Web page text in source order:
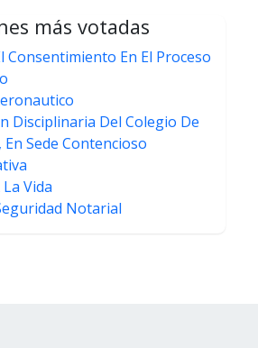
más votadas
Consentimiento En El Proceso
Disciplinaria Del Colegio De
Sede Contencioso
Vida
Notarial